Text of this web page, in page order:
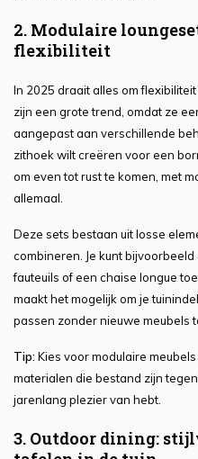
2. Modulaire
flexibiliteit
In 2025 draait alles om
zijn een grote trend, omdat ze
aangepast aan verschillende
zithoek wilt creëren voor een
om even tot rust te komen, met
allemaal.
Deze sets bestaan uit losse
combineren. Je kunt
fauteuils of een chaise longue
maakt het mogelijk om je
passen zonder nieuwe meubels
Tip: Kies voor modulaire
materialen die bestand zijn
jarenlang plezier van hebt.
3. Outdoor dining: